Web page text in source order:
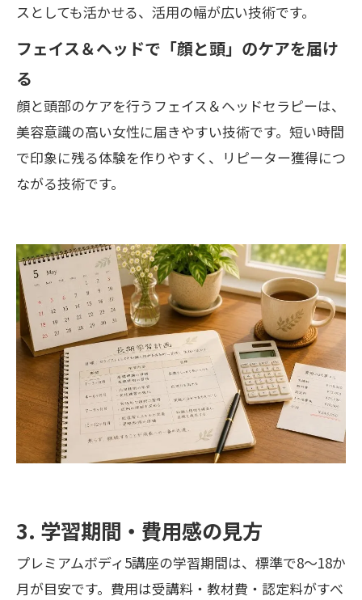
スとしても活かせる、活用の幅が広い技術です。
フェイス＆ヘッドで「顔と頭」のケアを届け
る
顔と頭部のケアを行うフェイス＆ヘッドセラピーは、
美容意識の高い女性に届きやすい技術です。短い時間
で印象に残る体験を作りやすく、リピーター獲得につ
ながる技術です。
3. 学習期間・費用感の見方
プレミアムボディ5講座の学習期間は、標準で8〜18か
月が目安です。費用は受講料・教材費・認定料がすべ